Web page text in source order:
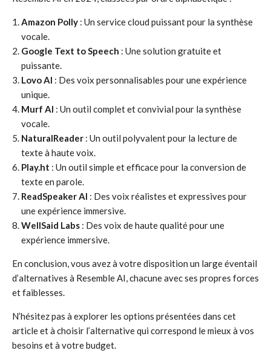
Amazon Polly : Un service cloud puissant pour la synthèse
vocale.
Google Text to Speech : Une solution gratuite et
puissante.
Lovo AI : Des voix personnalisables pour une expérience
unique.
Murf AI : Un outil complet et convivial pour la synthèse
vocale.
NaturalReader : Un outil polyvalent pour la lecture de
texte à haute voix.
Play.ht : Un outil simple et efficace pour la conversion de
texte en parole.
ReadSpeaker AI : Des voix réalistes et expressives pour
une expérience immersive.
WellSaid Labs : Des voix de haute qualité pour une
expérience immersive.
En conclusion, vous avez à votre disposition un large éventail
d’alternatives à Resemble AI, chacune avec ses propres forces
et faiblesses.
N’hésitez pas à explorer les options présentées dans cet
article et à choisir l’alternative qui correspond le mieux à vos
besoins et à votre budget.